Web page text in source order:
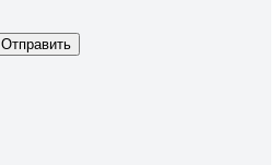
Отправить